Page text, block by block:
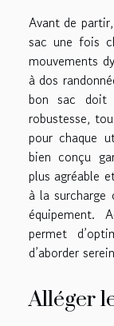
Avant de
sac une fois
mouvements
à dos
bon sac doit
robustesse,
pour chaque
bien conçu
plus agréable
à la surcharge
équipement.
permet
d’aborder
Alléger